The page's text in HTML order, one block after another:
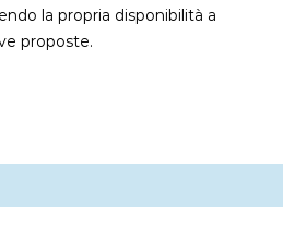
la propria disponibilità a
proposte.